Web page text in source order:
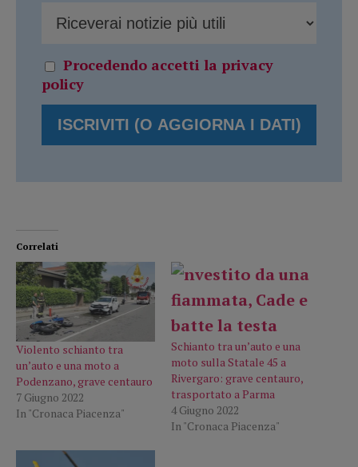
Procedendo accetti la privacy
policy
Correlati
Violento schianto tra
un’auto e una moto a
Podenzano, grave centauro
7 Giugno 2022
In "Cronaca Piacenza"
Schianto tra un’auto e una
moto sulla Statale 45 a
Rivergaro: grave centauro,
trasportato a Parma
4 Giugno 2022
In "Cronaca Piacenza"